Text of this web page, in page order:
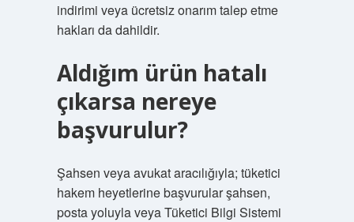
indirimi veya ücretsiz onarım talep etme
hakları da dahildir.
Aldığım ürün hatalı
çıkarsa nereye
başvurulur?
Şahsen veya avukat aracılığıyla; tüketici
hakem heyetlerine başvurular şahsen,
posta yoluyla veya Tüketici Bilgi Sistemi